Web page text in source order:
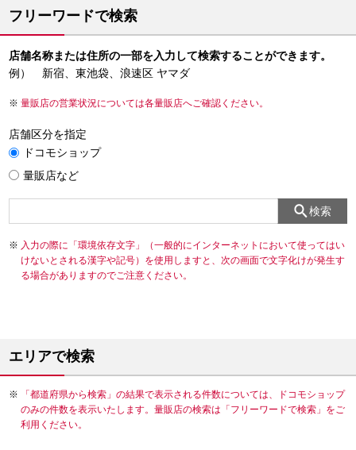
フリーワードで検索
店舗名称または住所の一部を入力して検索することができます。
例） 新宿、東池袋、浪速区 ヤマダ
量販店の営業状況については各量販店へご確認ください。
店舗区分を指定
ドコモショップ
量販店など
検索
入力の際に「環境依存文字」（一般的にインターネットにおいて使ってはい
けないとされる漢字や記号）を使用しますと、次の画面で文字化けが発生す
る場合がありますのでご注意ください。
エリアで検索
「都道府県から検索」の結果で表示される件数については、ドコモショップ
のみの件数を表示いたします。量販店の検索は「フリーワードで検索」をご
利用ください。